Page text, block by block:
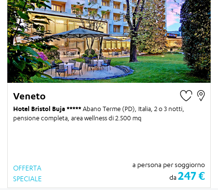
Veneto
Hotel Bristol Buja Abano Terme (PD), Italia, 2 o 3 notti
pensione completa, area wellness di 2.500 mq
OFFERTA
SPECIALE
a persona per soggiorno
da 247 €